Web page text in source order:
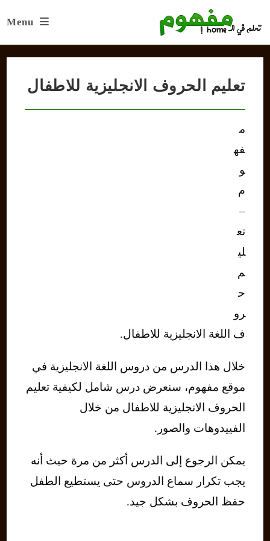
Menu
تعليم الحروف الانجليزية للاطفال
م
فه
و
م
–
تع
لي
م
ح
رو
ف اللغة الانجليزية للاطفال.
خلال هذا الدرس من دروس اللغة الانجليزية في
موقع مفهوم، سنعرض درس شامل لكيفية تعليم
الحروف الانجليزية للاطفال من خلال
الفييدوهات والصور.
يمكن الرجوع إلى الدرس أكثر من مرة حيث أنه
يجب تكرار سماع الدروس حتى يستطيع الطفل
حفظ الحروف بشكل جيد.